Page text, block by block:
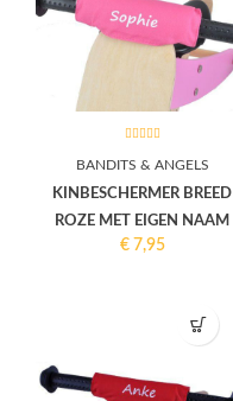
BANDITS & ANGELS
KINBESCHERMER BREED
ROZE MET EIGEN NAAM
€ 7,95